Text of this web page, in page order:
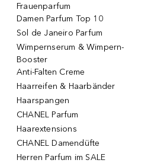
Frauenparfum
Damen Parfum Top 10
Sol de Janeiro Parfum
Wimpernserum & Wimpern-
Booster
Anti-Falten Creme
Haarreifen & Haarbänder
Haarspangen
CHANEL Parfum
Haarextensions
CHANEL Damendüfte
Herren Parfum im SALE